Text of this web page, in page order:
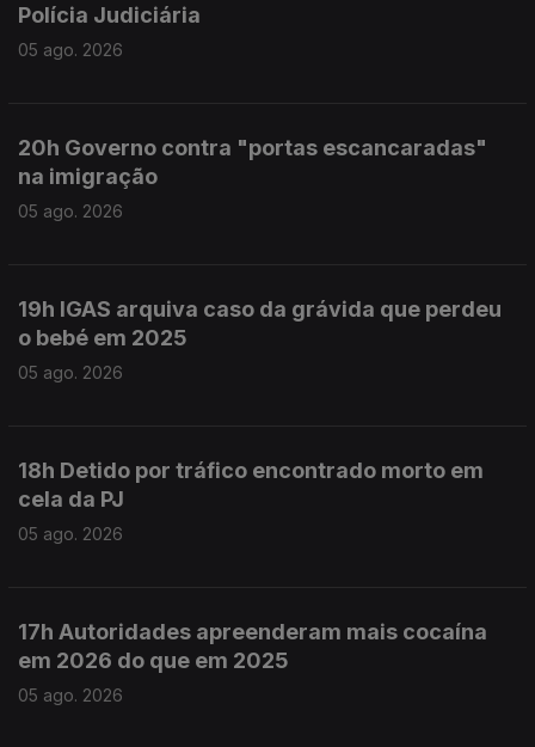
Polícia Judiciária
05 ago. 2026
20h Governo contra "portas escancaradas"
na imigração
05 ago. 2026
19h IGAS arquiva caso da grávida que perdeu
o bebé em 2025
05 ago. 2026
18h Detido por tráfico encontrado morto em
cela da PJ
05 ago. 2026
17h Autoridades apreenderam mais cocaína
em 2026 do que em 2025
05 ago. 2026